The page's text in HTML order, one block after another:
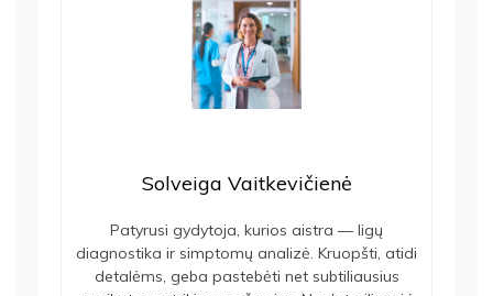
Solveiga Vaitkevičienė
Patyrusi gydytoja, kurios aistra — ligų
diagnostika ir simptomų analizė. Kruopšti, atidi
detalėms, geba pastebėti net subtiliausius